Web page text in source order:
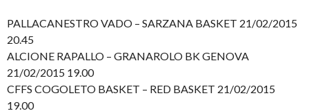
PALLACANESTRO VADO – SARZANA BASKET 21/02/2015
20.45
ALCIONE RAPALLO – GRANAROLO BK GENOVA
21/02/2015 19.00
CFFS COGOLETO BASKET – RED BASKET 21/02/2015
19.00